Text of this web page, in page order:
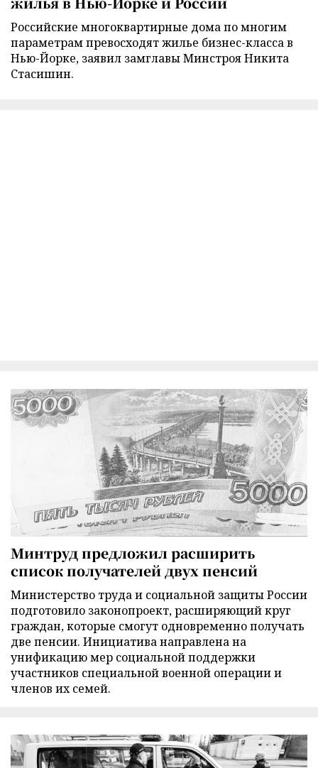
Российские многоквартирные дома по многим
параметрам превосходят жилье бизнес-класса в
Нью-Йорке, заявил замглавы Минстроя Никита
Стасишин.
Минтруд предложил расширить
список получателей двух пенсий
Министерство труда и социальной защиты России
подготовило законопроект, расширяющий круг
граждан, которые смогут одновременно получать
две пенсии. Инициатива направлена на
унификацию мер социальной поддержки
участников специальной военной операции и
членов их семей.